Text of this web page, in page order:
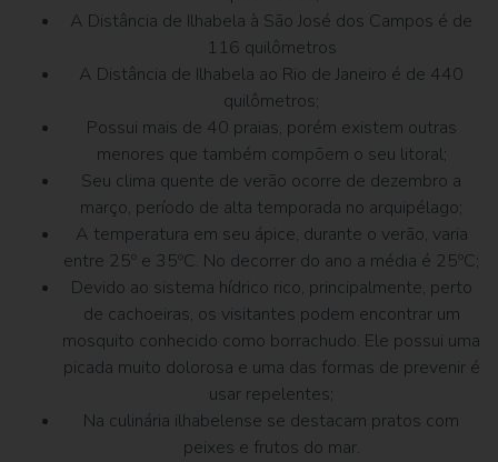
A Distância de Ilhabela à São José dos Campos é de
116 quilômetros
A Distância de Ilhabela ao Rio de Janeiro é de 440
quilômetros;
Possui mais de 40 praias, porém existem outras
menores que também compõem o seu litoral;
Seu clima quente de verão ocorre de dezembro a
março, período de alta temporada no arquipélago;
A temperatura em seu ápice, durante o verão, varia
entre 25º e 35ºC. No decorrer do ano a média é 25ºC;
Devido ao sistema hídrico rico, principalmente, perto
de cachoeiras, os visitantes podem encontrar um
mosquito conhecido como borrachudo. Ele possui uma
picada muito dolorosa e uma das formas de prevenir é
usar repelentes;
Na culinária ilhabelense se destacam pratos com
peixes e frutos do mar.